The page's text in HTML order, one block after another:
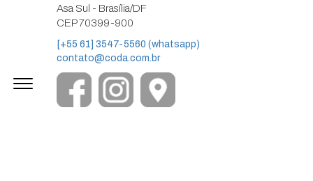
Asa Sul - Brasília/DF
CEP 70399-900
[+55 61] 3547-5560 (whatsapp)
contato@coda.com.br